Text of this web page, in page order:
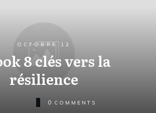
OCTOBRE 12
8 clés vers la
résilience
0 COMMENTS